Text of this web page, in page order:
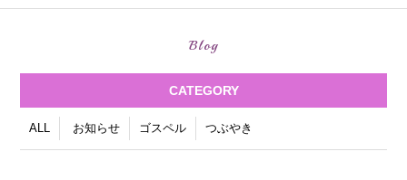
Blog
CATEGORY
ALL お知らせ ゴスペル つぶやき